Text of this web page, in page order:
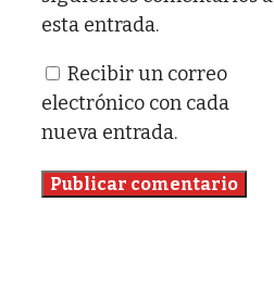
esta entrada.
Recibir un correo
electrónico con cada
nueva entrada.